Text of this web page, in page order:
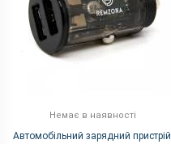
Немає в наявності
Автомобільний зарядний пристрій